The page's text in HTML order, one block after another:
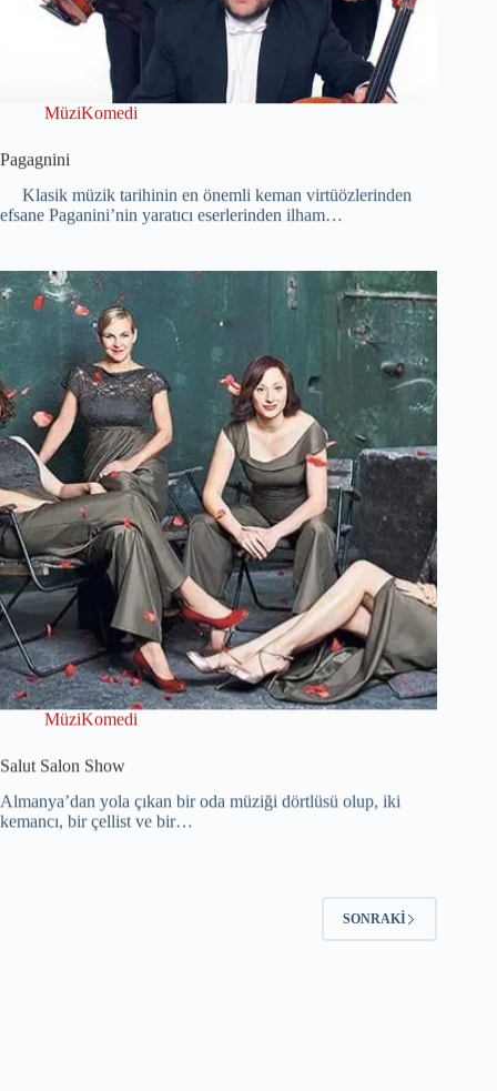
MüziKomedi
Pagagnini
Klasik müzik tarihinin en önemli keman virtüözlerinden
efsane Paganini’nin yaratıcı eserlerinden ilham…
MüziKomedi
Salut Salon Show
Almanya’dan yola çıkan bir oda müziği dörtlüsü olup, iki
kemancı, bir çellist ve bir…
SONRAKI